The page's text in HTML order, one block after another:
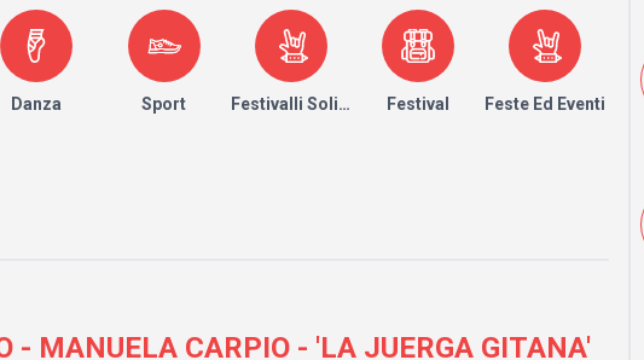
Danza Sport Festivalli Solidari Festival Feste Ed Eventi
- MANUELA CARPIO - 'LA JUERGA GITANA'